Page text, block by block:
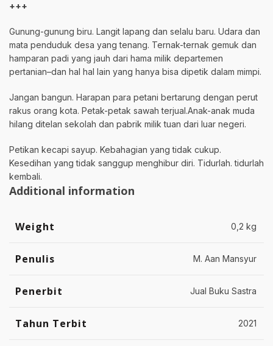
+++
Gunung-gunung biru. Langit lapang dan selalu baru. Udara dan
mata penduduk desa yang tenang. Ternak-ternak gemuk dan
hamparan padi yang jauh dari hama milik departemen
pertanian–dan hal hal lain yang hanya bisa dipetik dalam mimpi.
Jangan bangun. Harapan para petani bertarung dengan perut
rakus orang kota. Petak-petak sawah terjual.Anak-anak muda
hilang ditelan sekolah dan pabrik milik tuan dari luar negeri.
Petikan kecapi sayup. Kebahagian yang tidak cukup.
Kesedihan yang tidak sanggup menghibur diri. Tidurlah. tidurlah
kembali.
Additional information
Weight 0,2 kg
Penulis M. Aan Mansyur
Penerbit Jual Buku Sastra
Tahun Terbit 2021